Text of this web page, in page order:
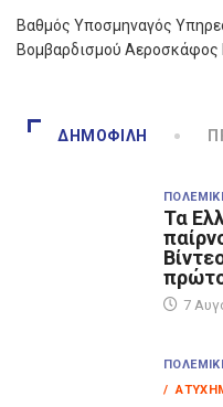
Βαθμός Υποσμηναγός
Βομβαρδισμού Αεροσκάφος
ΔΗΜΟΦΙΛΉ
Τα
7
/